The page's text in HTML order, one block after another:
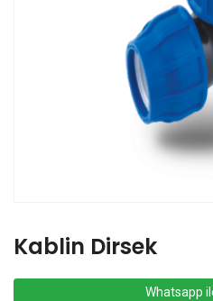
Kablin Dirsek
Whatsapp